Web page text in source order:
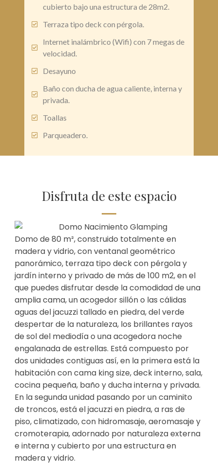
cubierto bajo una estructura de 28m2.
Terraza tipo deck con pérgola.
Internet inalámbrico (Wifi) con 7 megas de
velocidad.
Desayuno
Baño con ducha de agua caliente, interna y
privada.
Toallas
Parqueadero.
Disfruta de este espacio
Domo de 80 m², construido totalmente en
madera y vidrio, con ventanal geométrico
panorámico, terraza tipo deck con pérgola y
jardín interno y privado de más de 100 m2, en el
que puedes disfrutar desde la comodidad de una
amplia cama, un acogedor sillón o las cálidas
aguas del jacuzzi tallado en piedra, del verde
despertar de la naturaleza, los brillantes rayos
de sol del mediodía o una acogedora noche
engalanada de estrellas. Está compuesto por
dos unidades contiguas así, en la primera está la
habitación con cama king size, deck interno, sala,
cocina pequeña, baño y ducha interna y privada.
En la segunda unidad pasando por un caminito
de troncos, está el jacuzzi en piedra, a ras de
piso, climatizado, con hidromasaje, aeromasaje y
cromoterapia, adornado por naturaleza externa
e interna y cubierto por una estructura en
madera y vidrio.